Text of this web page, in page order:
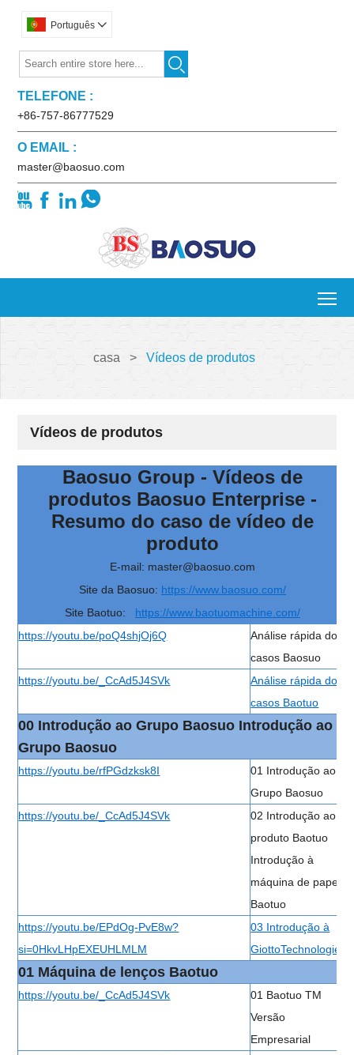
Português 

TELEFONE :
+86-757-86777529
O EMAIL :
master@baosuo.com
   
casa > Vídeos de produtos
Vídeos de produtos
Baosuo Group - Vídeos de
produtos Baosuo Enterprise -
Resumo do caso de vídeo de
produto
E-mail: master@baosuo.com
Site da Baosuo: https://www.baosuo.com/
Site Baotuo: https://www.baotuomachine.com/
https://youtu.be/poQ4shjOj6Q
Análise rápida dos
casos Baosuo
https://youtu.be/_CcAd5J4SVk
Análise rápida dos
casos Baotuo
00 Introdução ao Grupo Baosuo Introdução ao
Grupo Baosuo
https://youtu.be/rfPGdzksk8I
01 Introdução ao
Grupo Baosuo
https://youtu.be/_CcAd5J4SVk
02 Introdução ao
produto Baotuo
Introdução à
máquina de papel
Baotuo
https://youtu.be/EPdOg-PvE8w?
si=0HkvLHpEXEUHLMLM
03 Introdução à
GiottoTechnologies
01 Máquina de lenços Baotuo
https://youtu.be/_CcAd5J4SVk
01 Baotuo TM
Versão
Empresarial